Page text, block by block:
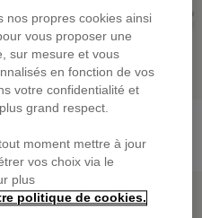
Casquette Réglable A
29,00 €
PRIX DOUX
nos propres cookies ainsi
vous proposer une
sur mesure et vous
en fonction de vos
votre confidentialité et
grand respect.
moment mettre à jour
vos choix via le
plus
politique de cookies.